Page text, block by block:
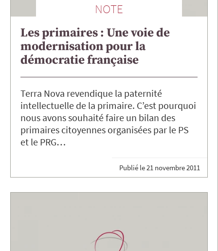
NOTE
Les primaires : Une voie de
modernisation pour la
démocratie française
Terra Nova revendique la paternité
intellectuelle de la primaire. C’est pourquoi
nous avons souhaité faire un bilan des
primaires citoyennes organisées par le PS
et le PRG…
Publié le21 novembre 2011